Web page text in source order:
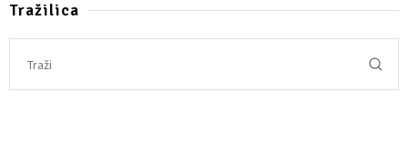
Tražilica